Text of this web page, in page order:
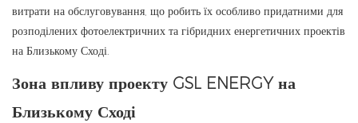
витрати на обслуговування, що робить їх особливо придатними для
розподілених фотоелектричних та гібридних енергетичних проектів
на Близькому Сході.
Зона впливу проекту GSL ENERGY на
Близькому Сході